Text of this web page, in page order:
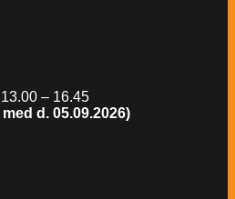
– 16.45
d. 05.09.2026)